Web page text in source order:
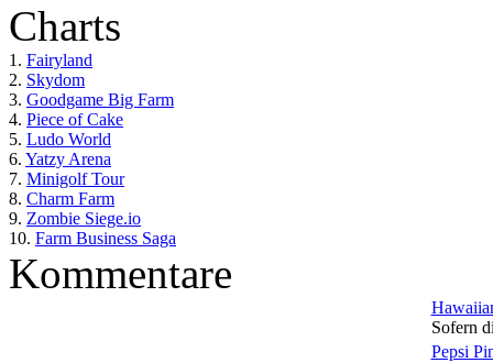
Charts
1. Fairyland
2. Skydom
3. Goodgame Big Farm
4. Piece of Cake
5. Ludo World
6. Yatzy Arena
7. Minigolf Tour
8. Charm Farm
9. Zombie Siege.io
10. Farm Business Saga
Kommentare
Sofern
Pepsi